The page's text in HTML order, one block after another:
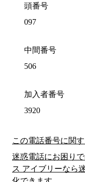
頭番号
097
中間番号
506
加入者番号
3920
この電話番号に関
迷惑電話にお困り
ス アイブリーなら